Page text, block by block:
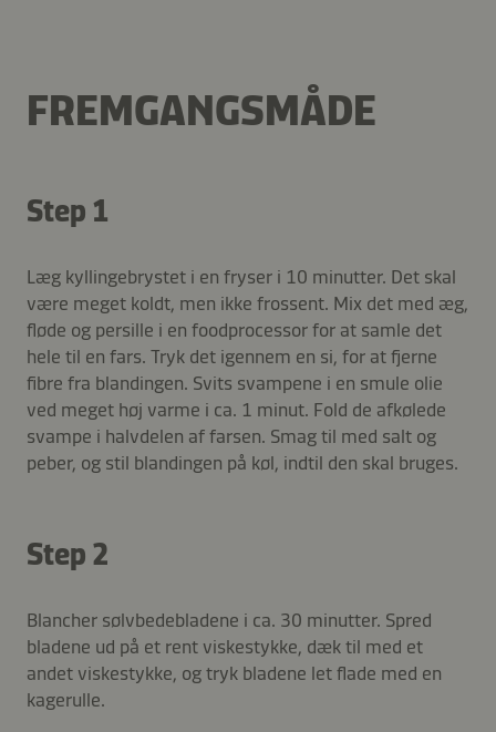
FREMGANGSMÅDE
Step 1
Læg kyllingebrystet i en fryser i 10 minutter. Det skal
være meget koldt, men ikke frossent. Mix det med æg,
fløde og persille i en foodprocessor for at samle det
hele til en fars. Tryk det igennem en si, for at fjerne
fibre fra blandingen. Svits svampene i en smule olie
ved meget høj varme i ca. 1 minut. Fold de afkølede
svampe i halvdelen af farsen. Smag til med salt og
peber, og stil blandingen på køl, indtil den skal bruges.
Step 2
Blancher sølvbedebladene i ca. 30 minutter. Spred
bladene ud på et rent viskestykke, dæk til med et
andet viskestykke, og tryk bladene let flade med en
kagerulle.